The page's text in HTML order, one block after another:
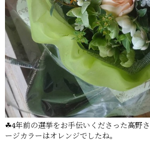
☘4年前の選挙をお手伝いくださった高野
ージカラーはオレンジでしたね。